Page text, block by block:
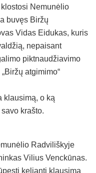
Nemunėlio
buvęs Biržų
Vidas Eidukas, kuris
nepaisant
piktnaudžiavimo
atgimimo“
klausimą, o ką
krašto.
Radviliškyje
Vilius Venckūnas.
keliantį klausimą